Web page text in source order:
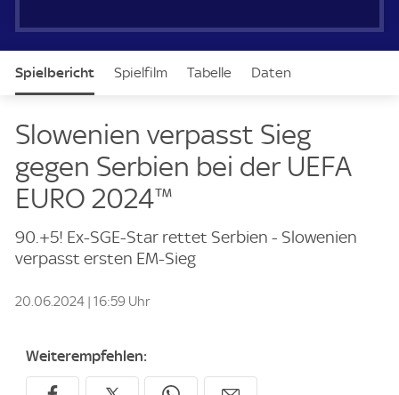
t
e
u
Spielbericht Spielfilm Tabelle Daten
Slowenien verpasst Sieg
gegen Serbien bei der UEFA
EURO 2024™
90.+5! Ex-SGE-Star rettet Serbien - Slowenien
verpasst ersten EM-Sieg
20.06.2024 | 16:59 Uhr
Weiterempfehlen: